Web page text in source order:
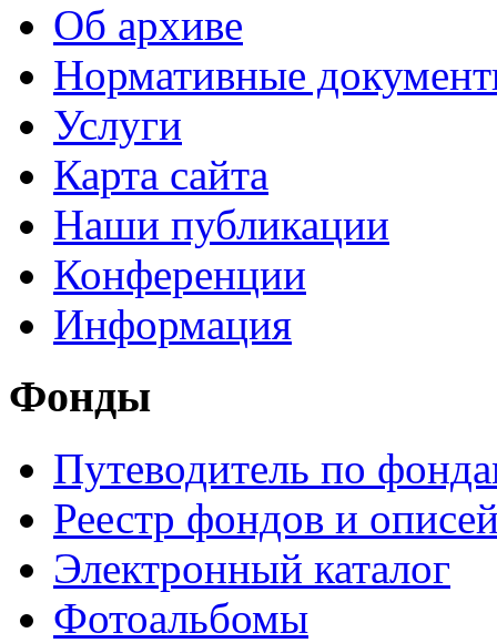
Об архиве
Нормативные
Услуги
Карта сайта
Наши публикации
Конференции
Информация
Фонды
Путеводитель по
Реестр фондов и
Электронный каталог
Фотоальбомы